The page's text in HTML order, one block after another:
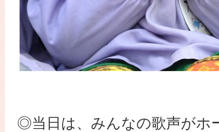
◎当日は、みんなの歌声がホ